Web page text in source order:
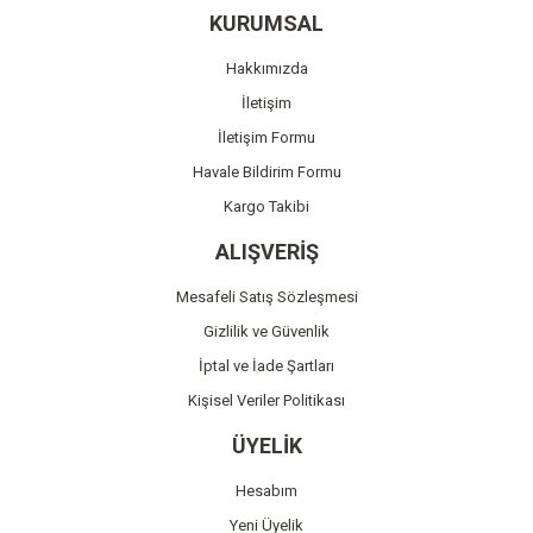
Ürün bilgilerinde hatalar bulunuyor.
Ürün fiyatı diğer sitelerden daha pahalı.
Bu ürüne benzer farklı alternatifler olmalı.
Gönder
KURUMSAL
Hakkımızda
İletişim
İletişim Formu
Havale Bildirim Formu
Kargo Takibi
ALIŞVERİŞ
Mesafeli Satış Sözleşmesi
Gizlilik ve Güvenlik
İptal ve İade Şartları
Kişisel Veriler Politikası
ÜYELİK
Hesabım
Yeni Üyelik